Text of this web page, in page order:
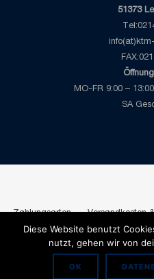
51373
MO-FR 9:00 –
SA
Zahlungsarten Versandkosten
AGB
Diese Website benutzt
nutzt, gehen wir von
OK